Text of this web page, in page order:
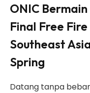
ONIC
Final Free
Southeast
Spring
Datang tanpa